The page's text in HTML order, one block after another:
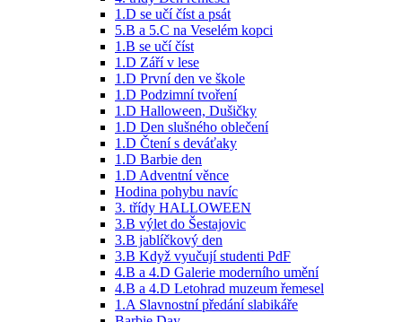
1.D se učí číst a psát
5.B a 5.C na Veselém kopci
1.B se učí číst
1.D Září v lese
1.D První den ve škole
1.D Podzimní tvoření
1.D Halloween, Dušičky
1.D Den slušného oblečení
1.D Čtení s deváťaky
1.D Barbie den
1.D Adventní věnce
Hodina pohybu navíc
3. třídy HALLOWEEN
3.B výlet do Šestajovic
3.B jablíčkový den
3.B Když vyučují studenti PdF
4.B a 4.D Galerie moderního umění
4.B a 4.D Letohrad muzeum řemesel
1.A Slavnostní předání slabikáře